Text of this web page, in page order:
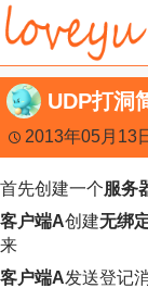
跳
过
内
容
UDP打洞
2013年05月13
首先创建一个服务
客户端A创建无绑
来
客户端A发送登记